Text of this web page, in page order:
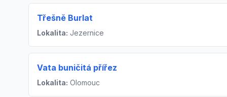
Třešně Burlat
Lokalita: Jezernice
Vata buničitá přířez
Lokalita: Olomouc